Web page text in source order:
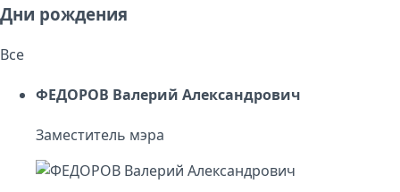
Дни рождения
Все
ФЕДОРОВ Валерий Александрович
Заместитель мэра